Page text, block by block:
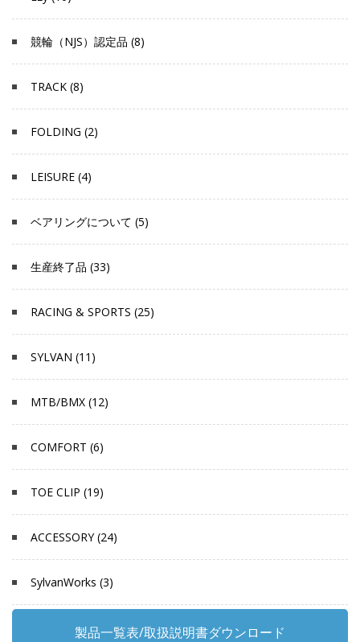
競輪（NJS）認定品 (8)
TRACK (8)
FOLDING (2)
LEISURE (4)
ベアリングについて (5)
生産終了品 (33)
RACING & SPORTS (25)
SYLVAN (11)
MTB/BMX (12)
COMFORT (6)
TOE CLIP (19)
ACCESSORY (24)
SylvanWorks (3)
製品一覧表/取扱説明書ダウンロード